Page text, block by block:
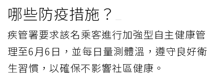
哪些防疫措施？
疾管署要求該名乘客進行加強型自主健康管
理至6月6日，並每日量測體溫，遵守良好衛
生習慣，以確保不影響社區健康。